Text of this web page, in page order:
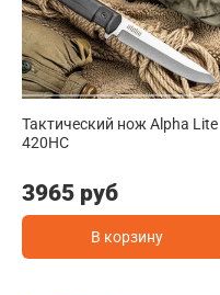
Тактический нож Alpha Lite
420HC
3965 руб
В корзину